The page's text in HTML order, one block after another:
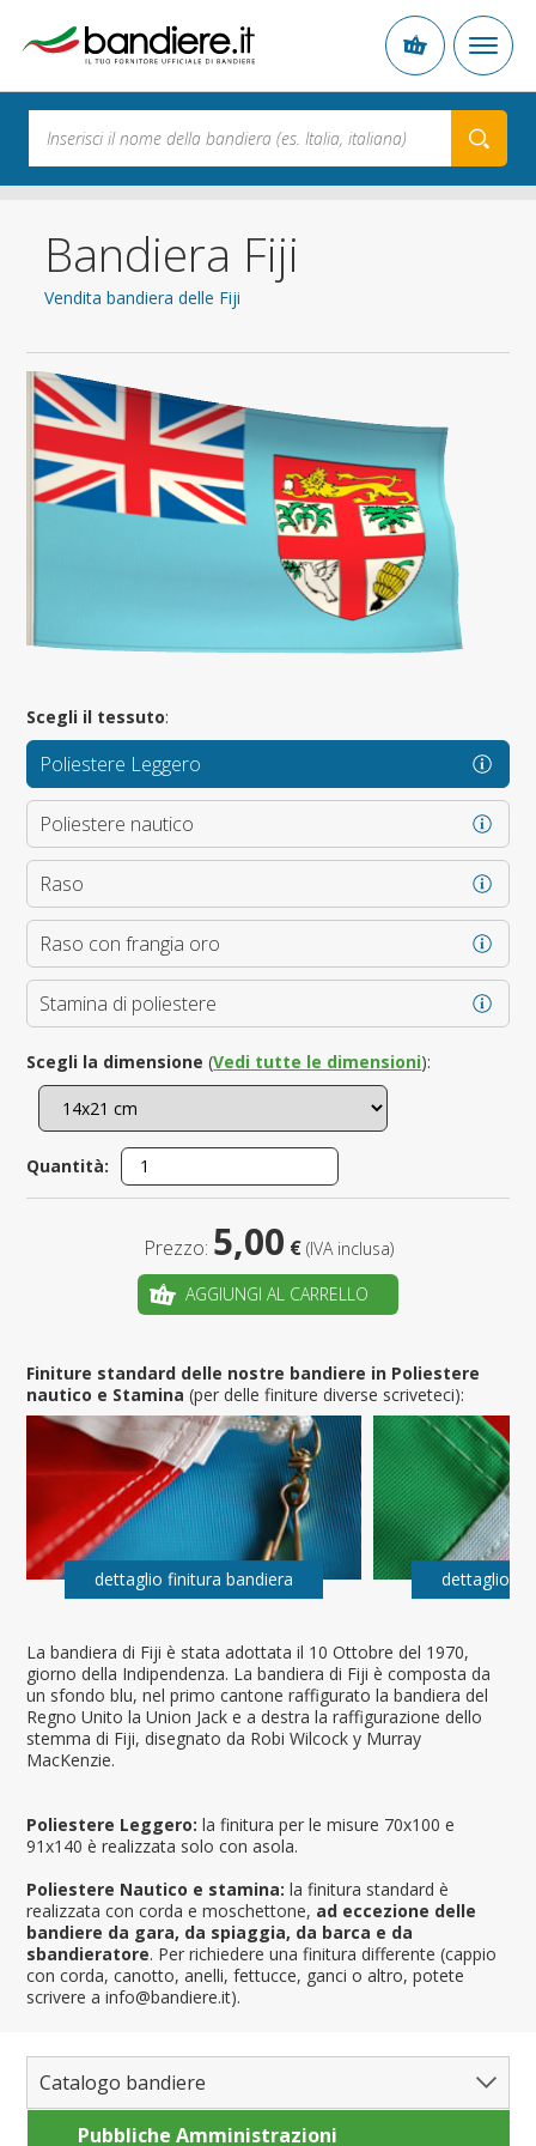
Bandiera Fiji
Vendita bandiera delle Fiji
La bandiera di Fiji è stata adottata il 10 Ottobre del 1970,
giorno della Indipendenza. La bandiera di Fiji è composta da
un sfondo blu, nel primo cantone raffigurato la bandiera del
Regno Unito la Union Jack e a destra la raffigurazione dello
stemma di Fiji, disegnato da Robi Wilcock y Murray
MacKenzie.
Poliestere Leggero: la finitura per le misure 70x100 e
91x140 è realizzata solo con asola.
Poliestere Nautico e stamina: la finitura standard è
realizzata con corda e moschettone, ad eccezione delle
bandiere da gara, da spiaggia, da barca e da
sbandieratore. Per richiedere una finitura differente (cappio
con corda, canotto, anelli, fettucce, ganci o altro, potete
scrivere a info@bandiere.it).
Scegli il tessuto:
Poliestere Leggero
Poliestere nautico
Raso
Raso con frangia oro
Stamina di poliestere
Scegli la dimensione (Vedi tutte le dimensioni):
Quantità:
Prezzo: 5,00 € (IVA inclusa)
AGGIUNGI AL CARRELLO
Finiture standard delle nostre bandiere in Poliestere
nautico e Stamina(per delle finiture diverse scriveteci):
dettaglio finitura bandiera dettaglio
Catalogo bandiere
Bandiere del Mondo
Pubbliche Amministrazioni